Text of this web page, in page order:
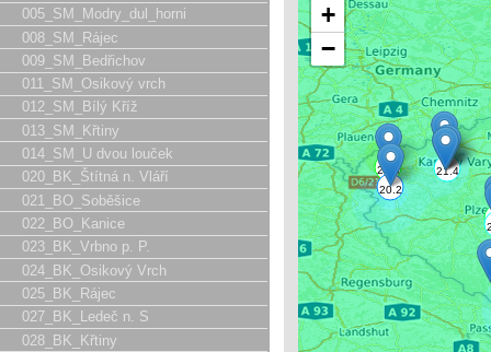
005_SM_Modry_dul_horni
008_SM_Rájec
009_SM_Bedřichov
011_SM_Osikový vrch
012_SM_Bílý Kříž
013_SM_Křtiny
014_SM_U dvou louček
020_BK_Štítná n. Vláří
021_BO_Soběšice
022_BO_Kanice
023_BK_Vrbno p. P.
024_BK_Osikový Vrch
025_BK_Rájec
027_BK_Ledeč n. S
028_BK_Křtiny
+
−